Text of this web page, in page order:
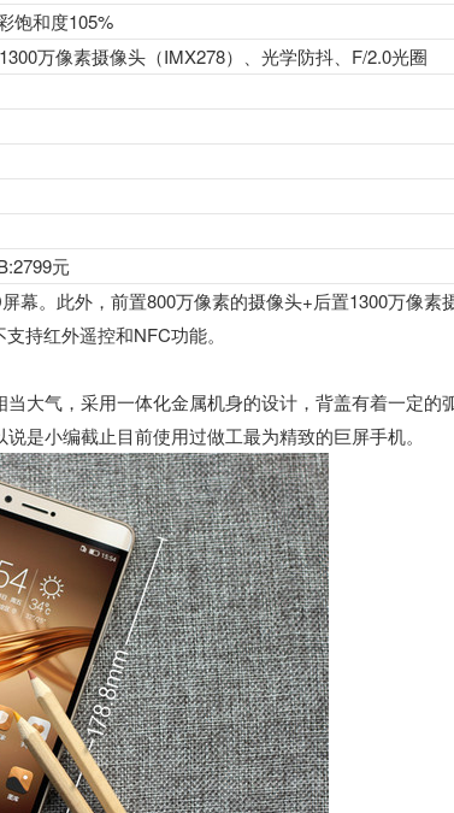
饱和度105%
1300万像素摄像头（IMX278）、光学防抖、F/2.0光圈
元
幕。此外，前置800万像素的摄像头+后置1300万像素
持红外遥控和NFC功能。
大气，采用一体化金属机身的设计，背盖有着一定的
是小编截止目前使用过做工最为精致的巨屏手机。